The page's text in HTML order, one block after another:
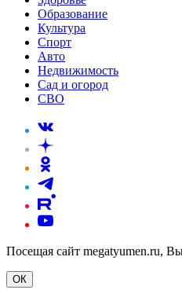
Образование
Культура
Спорт
Авто
Недвижимость
Сад и огород
СВО
Посещая сайт megatyumen.ru,
ОК